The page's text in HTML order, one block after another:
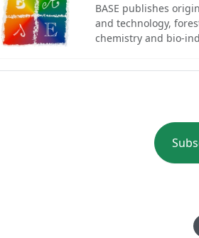
BASE publishes
and technology,
chemistry and bio-